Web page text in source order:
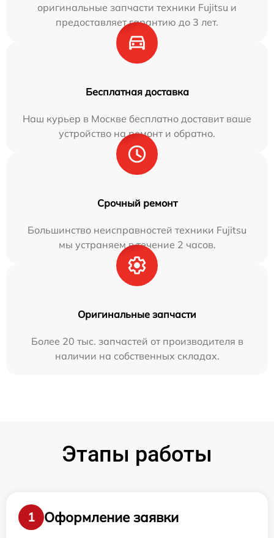
оригинальные запчасти техники Fujitsu и
предоставляет гарантию до 3 лет.
Бесплатная доставка
Наш курьер в Москве бесплатно доставит ваше
устройство на ремонт и обратно.
Срочный ремонт
Большинство неисправностей техники Fujitsu
мы устраняем в течение 2 часов.
Оригинальные запчасти
Более 20 тыс. запчастей от производителя в
наличии на собственных складах.
Этапы работы
1
Оформление заявки